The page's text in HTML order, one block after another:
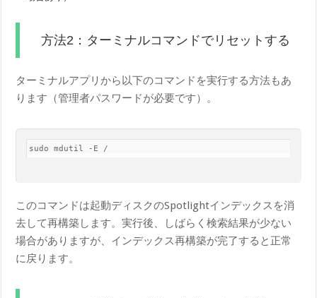
方法2：ターミナルコマンドでリセットする
ターミナルアプリから以下のコマンドを実行する方法もあ
ります（管理者パスワードが必要です）。
sudo mdutil -E /
このコマンドは起動ディスクのSpotlightインデックスを消
去して再構築します。実行後、しばらく検索結果が少ない
場合がありますが、インデックス再構築が完了すると正常
に戻ります。